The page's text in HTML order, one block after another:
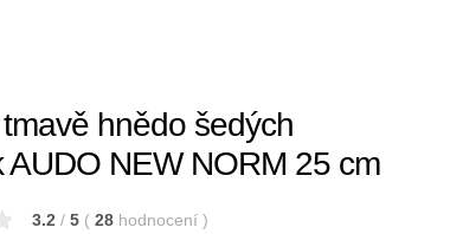
hnědo šedých
NEW NORM 25 cm
3.2 / 5 ( 28 hodnocení )